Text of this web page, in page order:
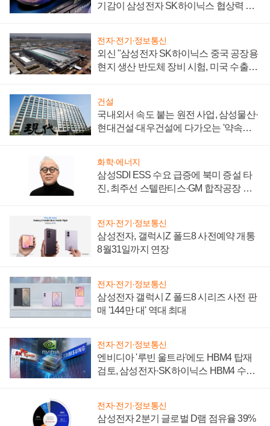
기감이 삼성전자 SK하이닉스 협상력 더
전자·전기·정보통신
외신 "삼성전자 SK하이닉스 중국 공장용
현지 생산 반도체 장비 시험, 미국 수출통
건설
국내외서 속도 붙는 원전 사업, 삼성물산·
현대건설·대우건설에 다가오는 '약속의
화학·에너지
삼성SDI ESS 수요 급증에 북미 증설 타
진, 최주선 스텔란티스·GM 합작공장 건
전자·전기·정보통신
삼성전자, 갤럭시Z 폴드8 사전예약 개통
8월31일까지 연장
전자·전기·정보통신
삼성전자 갤럭시 Z 폴드8 시리즈 사전 판
매 '144만 대' 역대 최대
전자·전기·정보통신
엔비디아 '루빈 울트라'에도 HBM4 탑재
검토, 삼성전자·SK하이닉스 HBM4 수율
전자·전기·정보통신
삼성전자 2분기 글로벌 D램 점유율 39%